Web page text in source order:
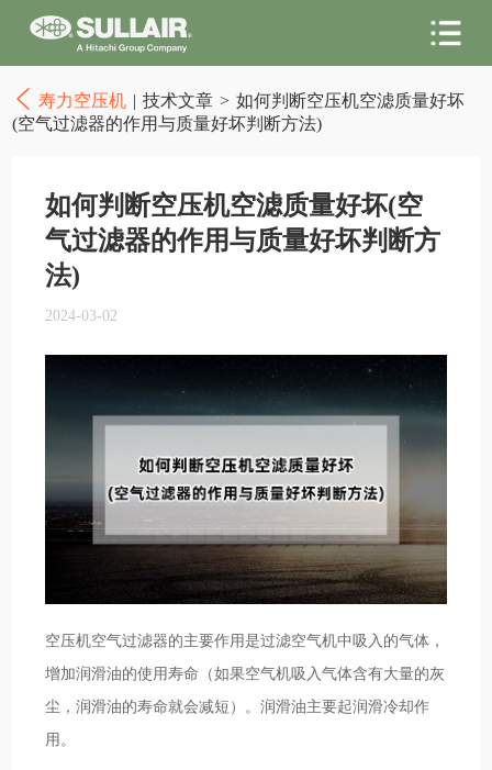
寿力空压机 | 技术文章 > 如何判断空压机空滤质量好坏
(空气过滤器的作用与质量好坏判断方法)
如何判断空压机空滤质量好坏(空
气过滤器的作用与质量好坏判断方
法)
2024-03-02
空压机空气过滤器的主要作用是过滤空气机中吸入的气体，
增加润滑油的使用寿命（如果空气机吸入气体含有大量的灰
尘，润滑油的寿命就会减短）。润滑油主要起润滑冷却作
用。